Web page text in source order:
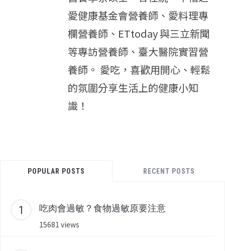
愛健康基金會營養師、愛料理專
欄營養師、ETtoday 與三立新聞
等專訪營養師、臺大醫院實習營
養師。 愛吃，喜歡用開心、輕鬆
的氛圍分享生活上的健康小知
識！
POPULAR POSTS RECENT POSTS
吃肉會過敏？食物過敏原要注意
15681 views